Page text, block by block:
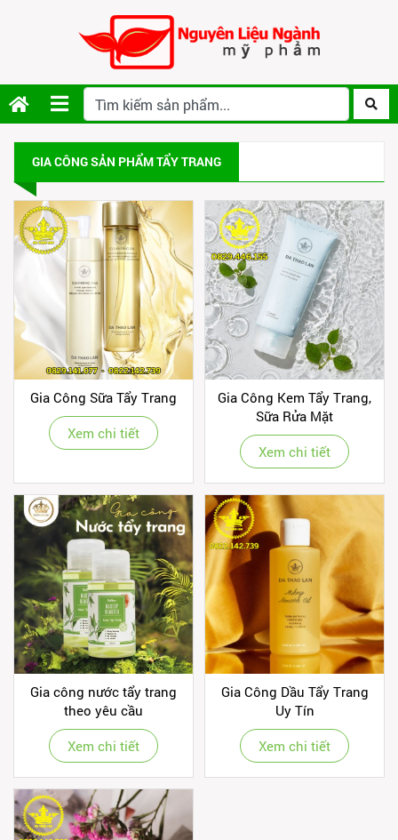
GIA CÔNG SẢN PHẨM TẨY TRANG
Gia Công Sữa Tẩy Trang
Xem chi tiết
Gia Công Kem Tẩy Trang,
Sữa Rửa Mặt
Xem chi tiết
Gia công nước tẩy trang
theo yêu cầu
Xem chi tiết
Gia Công Dầu Tẩy Trang
Uy Tín
Xem chi tiết